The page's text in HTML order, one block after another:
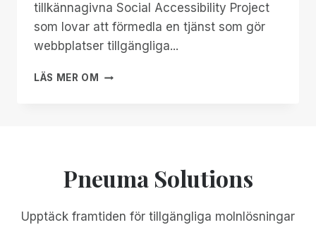
tillkännagivna Social Accessibility Project
som lovar att förmedla en tjänst som gör
webbplatser tillgängliga...
LÄS MER OM
ÄR
Pneuma Solutions
Upptäck framtiden för tillgängliga molnlösningar